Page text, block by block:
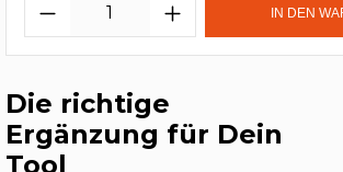
IN DEN
Die richtige
Ergänzung für Dein
Tool